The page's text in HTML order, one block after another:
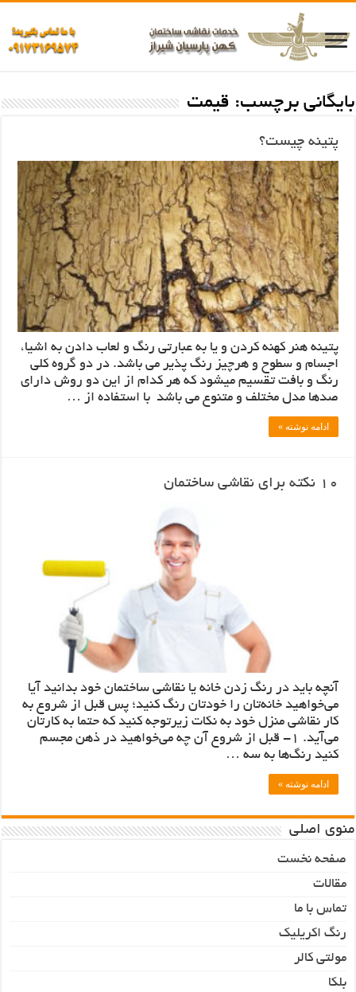
بایگانی برچسب: قیمت
پتینه چیست؟
پتینه هنر کهنه کردن و یا به عبارتی رنگ و لعاب دادن به اشیا،
اجسام و سطوح و هرچیز رنگ پذیر می باشد. در دو گروه کلی
رنگ و بافت تقسیم میشود که هر کدام از این دو روش دارای
صدها مدل مختلف و متنوع می باشد با استفاده از …
ادامه نوشته »
10 نکته برای نقاشی ساختمان
آنچه باید در رنگ زدن خانه یا نقاشی ساختمان خود بدانید آیا
می‌خواهید خانه‌تان را خودتان رنگ کنید؛ پس قبل از شروع به
کار نقاشی منزل خود به نکات زیرتوجه کنید که حتما به کارتان
می‌آید. 1- قبل از شروع آن چه می‌خواهید در ذهن مجسم
کنید رنگ‌ها به سه …
ادامه نوشته »
منوی اصلی
صفحه نخست
مقالات
تماس با ما
رنگ اکریلیک
مولتی کالر
بلکا